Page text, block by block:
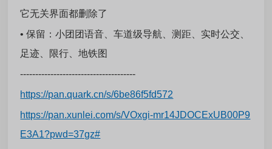
它无关界面都删除了
• 保留：小团团语音、车道级导航、测距、实时公交、
足迹、限行、地铁图
--------------------------------------
https://pan.quark.cn/s/6be86f5fd572
https://pan.xunlei.com/s/VOxgi-mr14JDOCExUB00P9
E3A1?pwd=37gz#